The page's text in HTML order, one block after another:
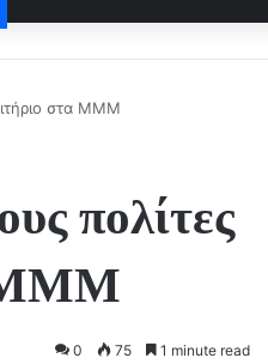
στα ΜΜΜ
πολίτες
ΜΜΜ
0 75 1 minute read